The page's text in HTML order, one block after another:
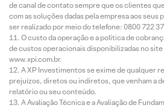
de canal de contato sempre que os clientes
com as soluções dadas pela empresa aos
ser realizado por meio do telefone: 0800 722
O custo da operação e a política de
de custos operacionais disponibilizadas no
www.xpi.com.br.
A XP Investimentos se exime de qualquer
prejuízos, diretos ou indiretos, que venham a
relatório ou seu conteúdo.
A Avaliação Técnica e a Avaliação de